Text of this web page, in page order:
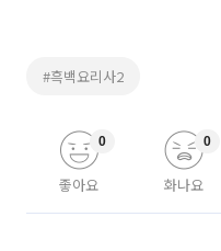
#흑백요리사2
좋아요
0
화나요
0